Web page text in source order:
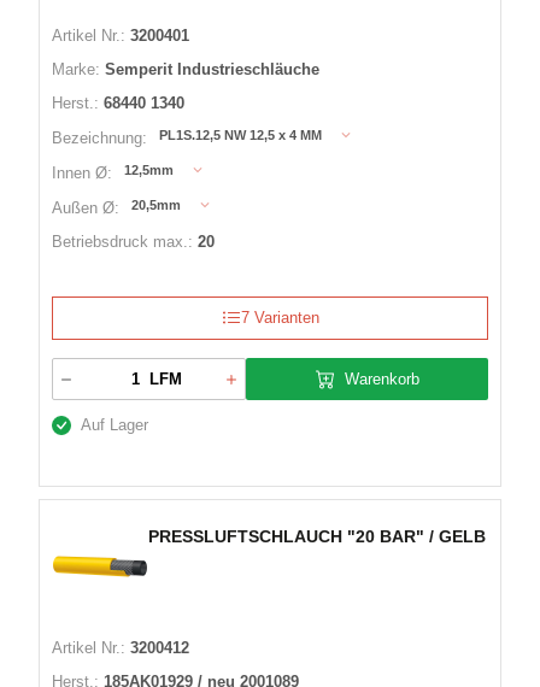
Artikel Nr.: 3200401
Marke: Semperit Industrieschläuche
Herst.: 68440 1340
Bezeichnung:
PL1S.12,5 NW 12,5 x 4 MM
Innen Ø: 12,5mm
Außen Ø: 20,5mm
Betriebsdruck max.: 20
7 Varianten
LFM Warenkorb
Auf Lager
PRESSLUFTSCHLAUCH "20 BAR" / GELB
Artikel Nr.: 3200412
Herst.: 185AK01929 / neu 2001089